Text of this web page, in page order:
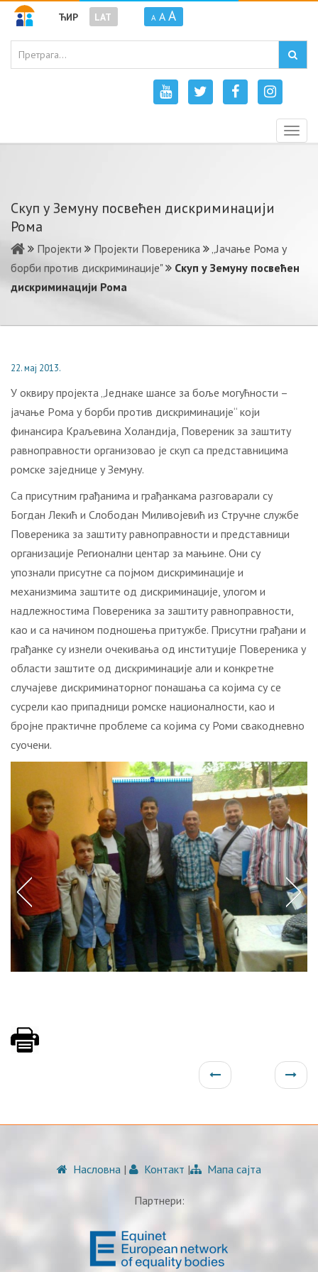
ЋИР LAT A A A
Скуп у Земуну посвећен дискриминацији
Рома
Пројекти Пројекти Повереника
„Јачање Рома у
борби против дискриминације"
Скуп у Земуну посвећен
дискриминацији Рома
22. мај 2013.
У оквиру пројекта „Jeднaкe шaнсe зa бoљe мoгућнoсти –
jaчaњe Рoмa у бoрби прoтив дискриминaциje“ који
финансира Крaљeвина Хoлaндиjа, Повереник за заштиту
равноправности организовао је скуп са представницима
ромске заједнице у Земуну.
Са присутним грађанима и грађанкама разговарали су
Богдан Лекић и Слободан Миливојевић из Стручне службе
Повереника за заштиту равноправности и представници
организације Регионални центар за мањине. Они су
упознали присутне са појмом дискриминације и
механизмима заштите од дискриминације, улогом и
надлежностима Повереника за заштиту равноправности,
као и са начином подношења притужбе. Присутни грађани и
грађанке су изнели очекивања од институције Повереника у
области заштите од дискриминације али и конкретне
случајеве дискриминаторног понашања са којима су се
сусрели као припадници ромске националности, као и
бројне практичне проблеме са којима су Роми свакодневно
суочени.
Насловна | Контакт | Мапа сајта
Партнери: